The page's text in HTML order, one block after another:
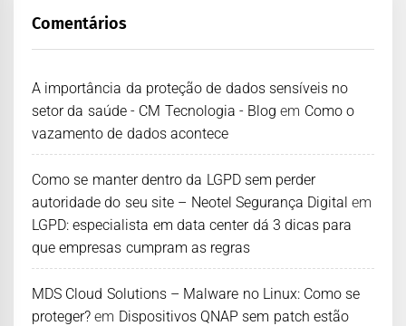
Comentários
A importância da proteção de dados sensíveis no
setor da saúde - CM Tecnologia - Blog em Como o
vazamento de dados acontece
Como se manter dentro da LGPD sem perder
autoridade do seu site – Neotel Segurança Digital em
LGPD: especialista em data center dá 3 dicas para
que empresas cumpram as regras
MDS Cloud Solutions – Malware no Linux: Como se
proteger? em Dispositivos QNAP sem patch estão